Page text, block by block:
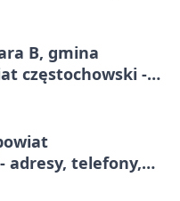
B, gmina
częstochowski -
adresy, telefony,